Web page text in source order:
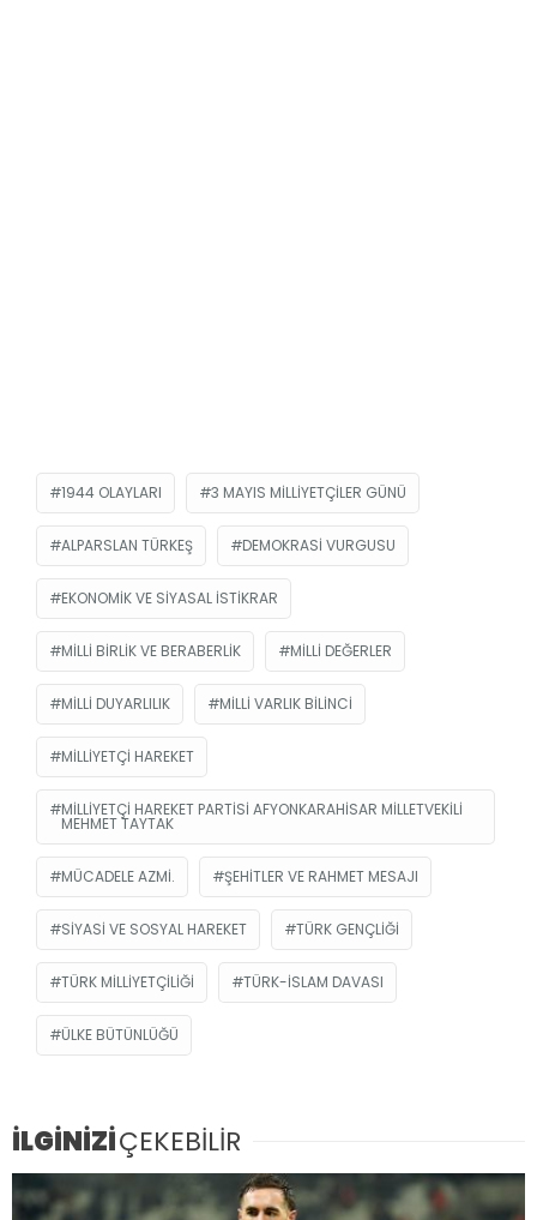
1944 OLAYLARI 3 MAYIS MILLIYETÇILER GÜNÜ
ALPARSLAN TÜRKEŞ DEMOKRASI VURGUSU
EKONOMIK VE SIYASAL ISTIKRAR
MILLI BIRLIK VE BERABERLIK MILLI DEĞERLER
MILLI DUYARLILIK MILLI VARLIK BILINCI
MILLIYETÇI HAREKET
MILLIYETÇI HAREKET PARTISI AFYONKARAHISAR MILLETVEKILI
MEHMET TAYTAK
MÜCADELE AZMI. ŞEHITLER VE RAHMET MESAJI
SIYASI VE SOSYAL HAREKET TÜRK GENÇLIĞI
TÜRK MILLIYETÇILIĞI TÜRK-İSLAM DAVASI
ÜLKE BÜTÜNLÜĞÜ
İLGİNİZİÇEKEBİLİR